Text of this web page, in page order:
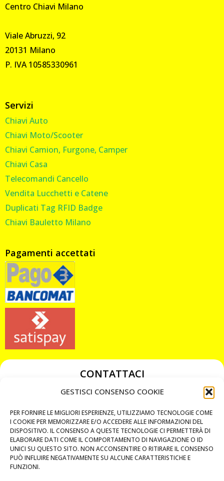
GESTISCI CONSENSO COOKIE
PER FORNIRE LE MIGLIORI ESPERIENZE, UTILIZZIAMO TECNOLOGIE COME
I COOKIE PER MEMORIZZARE E/O ACCEDERE ALLE INFORMAZIONI DEL
DISPOSITIVO. IL CONSENSO A QUESTE TECNOLOGIE CI PERMETTERÀ DI
ELABORARE DATI COME IL COMPORTAMENTO DI NAVIGAZIONE O ID
UNICI SU QUESTO SITO. NON ACCONSENTIRE O RITIRARE IL CONSENSO
PUÒ INFLUIRE NEGATIVAMENTE SU ALCUNE CARATTERISTICHE E
FUNZIONI.
Centro Chiavi Milano
Viale Abruzzi, 92
20131 Milano
P. IVA 10585330961
Servizi
Chiavi Auto
Chiavi Moto/Scooter
Chiavi Camion, Furgone, Camper
Chiavi Casa
Telecomandi Cancello
Vendita Lucchetti e Catene
Duplicati Tag RFID Badge
Chiavi Bauletto Milano
Pagamenti accettati
CONTATTACI
349 3863811
chiavicodificate@gmail.com
Privacy Policy
Cookie Policy